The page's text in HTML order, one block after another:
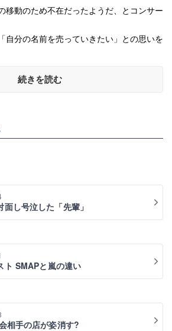
移動のため不在だったようだ、とコンサー
自分の名前を売っていきたい」との思いを
続きを読む
面し号泣した「先輩」
ト SMAPと嵐の違い
相手の店が姿消す?